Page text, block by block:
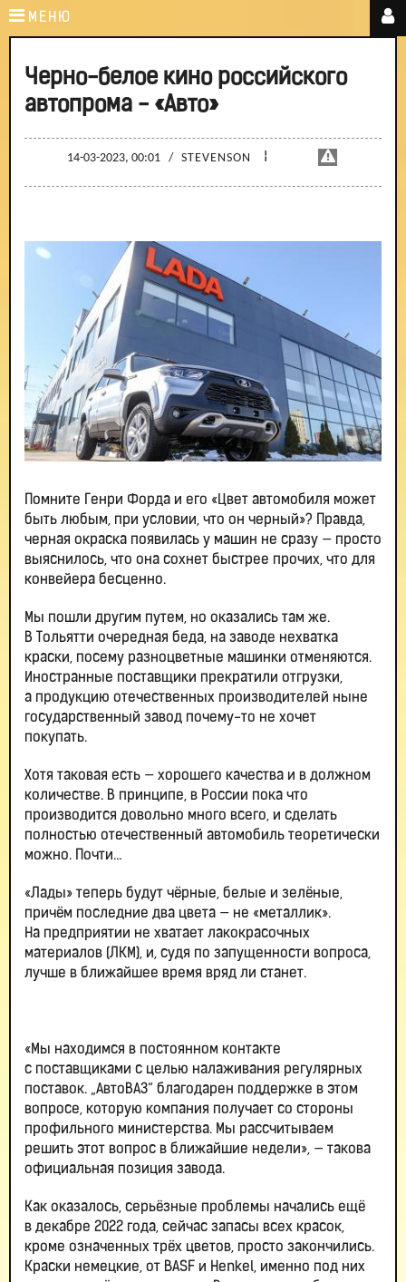
МЕНЮ
Черно-белое кино российского
автопрома - «Авто»
14-03-2023, 00:01 / STEVENSON ¦
Помните Генри Форда и его «Цвет автомобиля может
быть любым, при условии, что он черный»? Правда,
черная окраска появилась у машин не сразу — просто
выяснилось, что она сохнет быстрее прочих, что для
конвейера бесценно.
Мы пошли другим путем, но оказались там же.
В Тольятти очередная беда, на заводе нехватка
краски, посему разноцветные машинки отменяются.
Иностранные поставщики прекратили отгрузки,
а продукцию отечественных производителей ныне
государственный завод почему-то не хочет
покупать.
Хотя таковая есть — хорошего качества и в должном
количестве. В принципе, в России пока что
производится довольно много всего, и сделать
полностью отечественный автомобиль теоретически
можно. Почти…
«Лады» теперь будут чёрные, белые и зелёные,
причём последние два цвета — не «металлик».
На предприятии не хватает лакокрасочных
материалов (ЛКМ), и, судя по запущенности вопроса,
лучше в ближайшее время вряд ли станет.
«Мы находимся в постоянном контакте
с поставщиками с целью налаживания регулярных
поставок. „АвтоВАЗ“ благодарен поддержке в этом
вопросе, которую компания получает со стороны
профильного министерства. Мы рассчитываем
решить этот вопрос в ближайшие недели», — такова
официальная позиция завода.
Как оказалось, серьёзные проблемы начались ещё
в декабре 2022 года, сейчас запасы всех красок,
кроме означенных трёх цветов, просто закончились.
Краски немецкие, от BASF и Henkel, именно под них